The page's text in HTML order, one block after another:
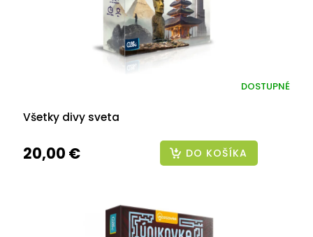
Všetky divy sveta
DOSTUPNÉ
20,00 € DO KOŠÍKA